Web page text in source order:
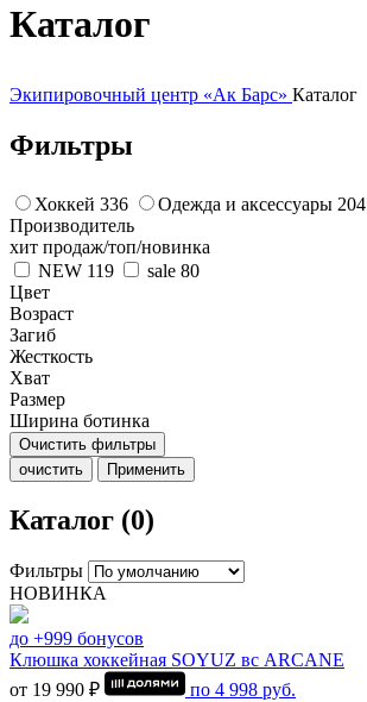
Каталог
Экипировочный центр «Ак Барс» Каталог
Фильтры
Хоккей 336 Одежда и аксессуары 204
Производитель
хит продаж/топ/новинка
NEW 119 sale 80
Цвет
Возраст
Загиб
Жесткость
Хват
Размер
Ширина ботинка
Очистить фильтры
очистить
Применить
Каталог (0)
Фильтры
НОВИНКА
до +999 бонусов
Клюшка хоккейная SOYUZ вс ARCANE
от 19 990 ₽
по 4 998 руб.